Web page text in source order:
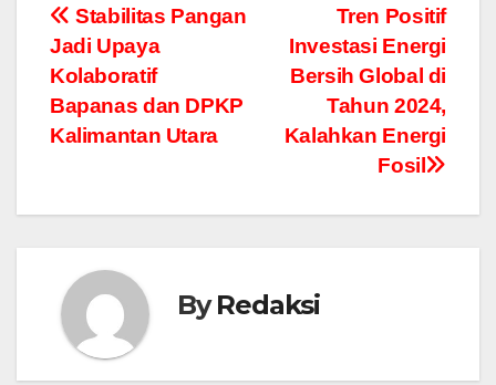
Navigasi
pos
Tren Positif
Investasi Energi
Bersih Global di
Tahun 2024,
Kalahkan Energi
Fosil
Stabilitas Pangan
Jadi Upaya
Kolaboratif
Bapanas dan DPKP
Kalimantan Utara
ByRedaksi